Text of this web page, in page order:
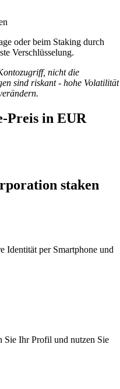
oder beim Staking durch
Verschlüsselung.
nicht die
sind riskant - hohe Volatilität
Preis in EUR
staken
Identität per Smartphone und
Sie Ihr Profil und nutzen Sie